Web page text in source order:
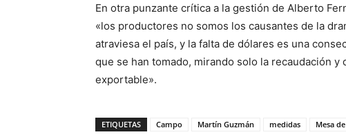
En otra punzante crítica a la gestión de Alberto
«los productores no somos los causantes de la
atraviesa el país, y la falta de dólares es una
que se han tomado, mirando solo la recaudación
exportable».
ETIQUETAS Campo Martín Guzmán medidas Mesa